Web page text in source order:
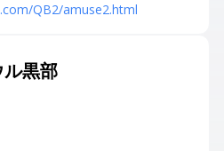
QB2/amuse2.html
黒部